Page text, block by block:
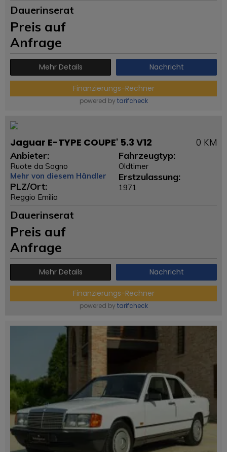
Dauerinserat
Preis auf
Anfrage
Mehr Details Nachricht
Finanzierungs-Rechner
powered by tarifcheck
Jaguar E-TYPE COUPE' 5.3 V12 0 KM
Anbieter:
Ruote da Sogno
Mehr von diesem Händler
PLZ/Ort:
Reggio Emilia
Fahrzeugtyp:
Oldtimer
Erstzulassung:
1971
Dauerinserat
Preis auf
Anfrage
Mehr Details Nachricht
Finanzierungs-Rechner
powered by tarifcheck